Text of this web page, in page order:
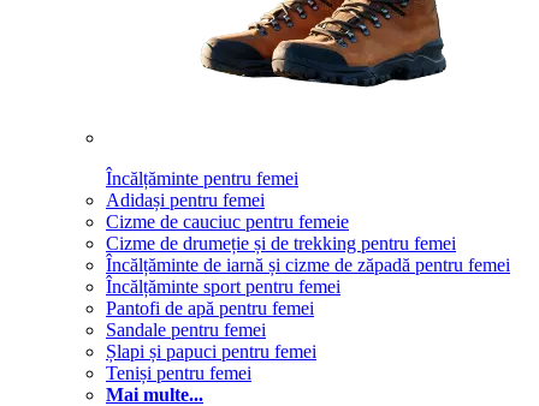
Încălțăminte pentru femei
Adidași pentru femei
Cizme de cauciuc pentru femeie
Cizme de drumeție și de trekking pentru femei
Încălțăminte de iarnă și cizme de zăpadă pentru femei
Încălțăminte sport pentru femei
Pantofi de apă pentru femei
Sandale pentru femei
Șlapi și papuci pentru femei
Teniși pentru femei
Mai multe...